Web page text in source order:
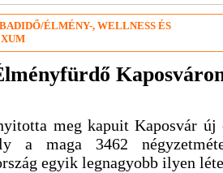
ÉLMÉNY-, WELLNESS ÉS
meg kapuit Kaposvár új
a maga 3462
egyik legnagyobb ilyen